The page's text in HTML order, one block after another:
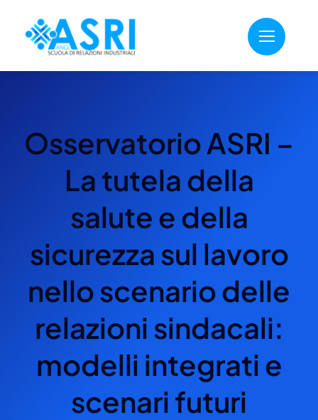
contenuto
Osservatorio ASRI –
La tutela della
salute e della
sicurezza sul lavoro
nello scenario delle
relazioni sindacali:
modelli integrati e
scenari futuri